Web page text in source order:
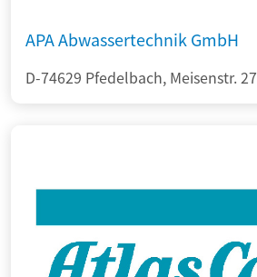
APA Abwassertechnik GmbH
D-74629 Pfedelbach, Meisenstr. 27